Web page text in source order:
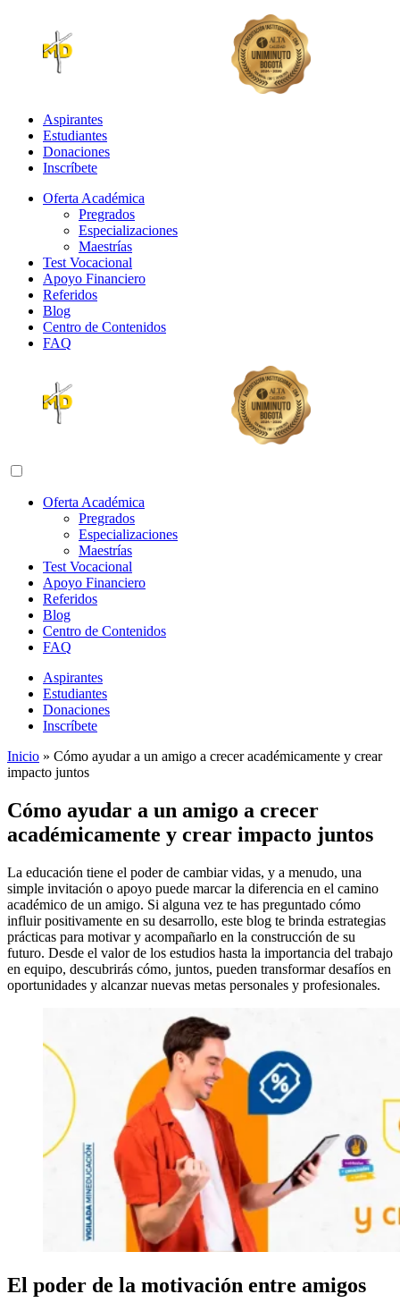
Aspirantes
Estudiantes
Donaciones
Inscríbete
Oferta Académica
Pregrados
Especializaciones
Maestrías
Test Vocacional
Apoyo Financiero
Referidos
Blog
Centro de Contenidos
FAQ
Abrir menú de navegación
Oferta Académica
Pregrados
Especializaciones
Maestrías
Test Vocacional
Apoyo Financiero
Referidos
Blog
Centro de Contenidos
FAQ
Aspirantes
Estudiantes
Donaciones
Inscríbete
Inicio » Cómo ayudar a un amigo a crecer académicamente y crear
impacto juntos
Cómo ayudar a un amigo a crecer
académicamente y crear impacto juntos
La educación tiene el poder de cambiar vidas, y a menudo, una
simple invitación o apoyo puede marcar la diferencia en el camino
académico de un amigo. Si alguna vez te has preguntado cómo
influir positivamente en su desarrollo, este blog te brinda estrategias
prácticas para motivar y acompañarlo en la construcción de su
futuro. Desde el valor de los estudios hasta la importancia del trabajo
en equipo, descubrirás cómo, juntos, pueden transformar desafíos en
oportunidades y alcanzar nuevas metas personales y profesionales.
El poder de la motivación entre amigos